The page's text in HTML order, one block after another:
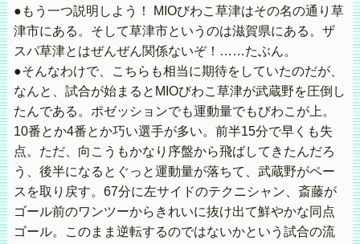
●もう一つ説明しよう！ MIOびわこ草津はその名の通り草
津市にある。そして草津市というのは滋賀県にある。ザ
スパ草津とはぜんぜん関係ないぞ！……たぶん。
●そんなわけで、こちらも相当に期待をしていたのだが、
なんと、試合が始まるとMIOびわこ草津が武蔵野を圧倒し
たんである。ポゼッションでも運動量でもびわこが上。
10番とか4番とか巧い選手が多い。前半15分で早くも失
点。ただ、向こうもかなり序盤から飛ばしてきたんだろ
う、後半になるとぐっと運動量が落ちて、武蔵野がペー
スを取り戻す。67分に左サイドのテクニシャン、斎藤が
ゴール前のワンツーからきれいに抜け出て鮮やかな同点
ゴール。このまま逆転するのではないかという試合の流